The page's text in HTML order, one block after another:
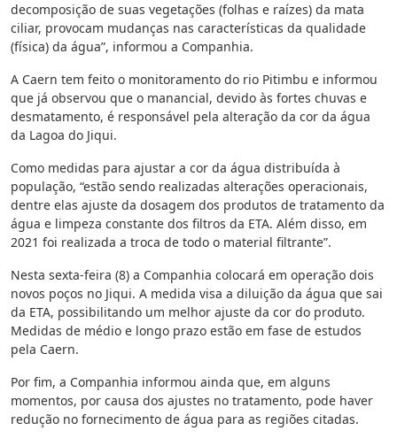
decomposição de suas vegetações (folhas e raízes) da mata
ciliar, provocam mudanças nas características da qualidade
(física) da água”, informou a Companhia.
A Caern tem feito o monitoramento do rio Pitimbu e informou
que já observou que o manancial, devido às fortes chuvas e
desmatamento, é responsável pela alteração da cor da água
da Lagoa do Jiqui.
Como medidas para ajustar a cor da água distribuída à
população, “estão sendo realizadas alterações operacionais,
dentre elas ajuste da dosagem dos produtos de tratamento da
água e limpeza constante dos filtros da ETA. Além disso, em
2021 foi realizada a troca de todo o material filtrante”.
Nesta sexta-feira (8) a Companhia colocará em operação dois
novos poços no Jiqui. A medida visa a diluição da água que sai
da ETA, possibilitando um melhor ajuste da cor do produto.
Medidas de médio e longo prazo estão em fase de estudos
pela Caern.
Por fim, a Companhia informou ainda que, em alguns
momentos, por causa dos ajustes no tratamento, pode haver
redução no fornecimento de água para as regiões citadas.